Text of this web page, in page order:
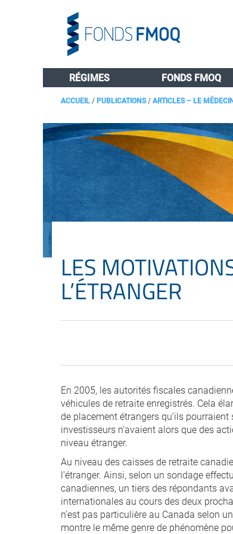
RÉGIMES FONDS FMOQ
ACCUEIL/PUBLICATIONS/ARTICLES – LE
LES
L’ÉTRANGER
En 2005, les autorités fiscales
véhicules de retraite enregistrés. Cela
de placement étrangers qu’ils
investisseurs n’avaient alors que des
niveau étranger.
Au niveau des caisses de retraite
l’étranger. Ainsi, selon un sondage
canadiennes, un tiers des répondants
internationales au cours des deux
n’est pas particulière au Canada selon
montre le même genre de phénomène